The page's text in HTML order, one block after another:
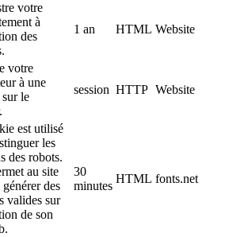
votre
à
des
1 an HTML Website
votre
à une
sur le
session HTTP Website
est utilisé
les
des robots.
au site
des
valides sur
de son
30
minutes
HTML fonts.net